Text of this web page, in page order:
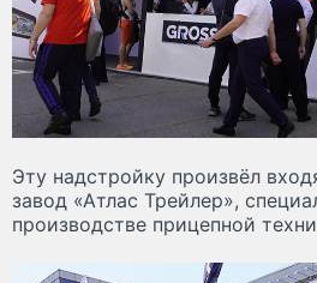
Эту надстройку произвёл
завод «Атлас Трейлер»,
производстве прицепной